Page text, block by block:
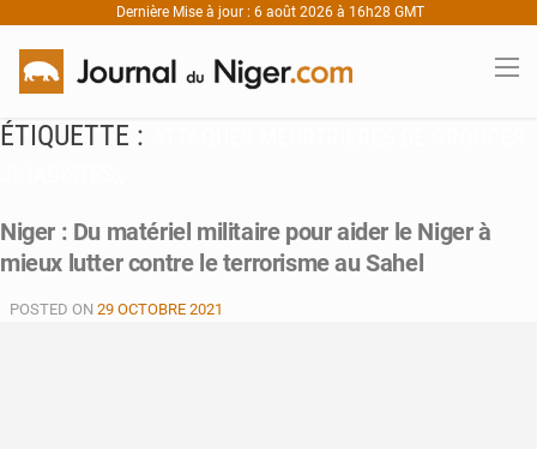
Dernière Mise à jour : 6 août 2026 à 16h28 GMT
ÉTIQUETTE :
Niger : Du matériel militaire pour aider le Niger à
mieux lutter contre le terrorisme au Sahel
POSTED ON 29 OCTOBRE 2021